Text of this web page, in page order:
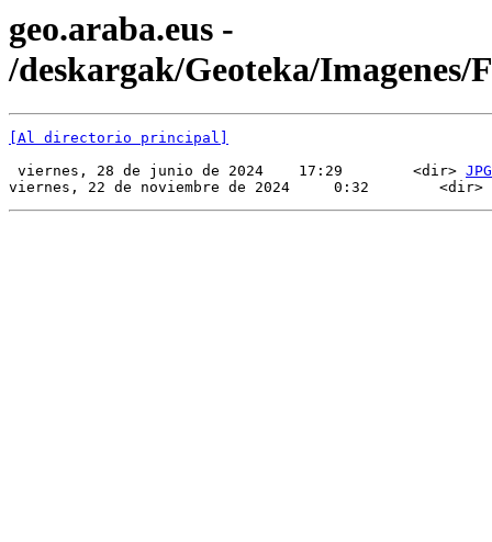
geo.araba.eus -
/deskargak/Geoteka/Imagenes/
[Al directorio principal]
viernes, 28 de junio de 2024    17:29        <dir> JPG
viernes, 22 de noviembre de 2024     0:32        <dir>